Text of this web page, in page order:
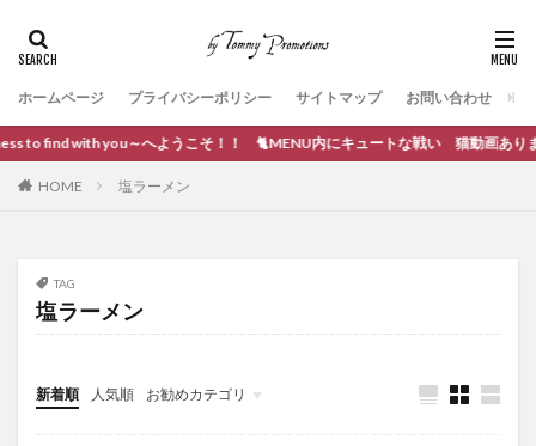
ホームページ プライバシーポリシー サイトマップ お問い合わせ
with you～へようこそ！！ 🐈MENU内にキュートな戦い 猫動画あります。
HOME 塩ラーメン
TAG
塩ラーメン
新着順 人気順 お勧めカテゴリ
ブログ作成